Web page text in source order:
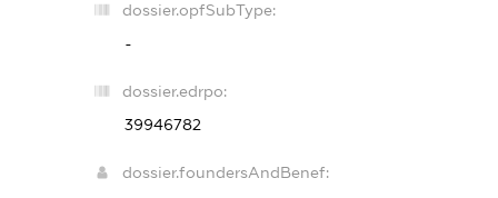
dossier.opfSubType:
-
dossier.edrpo:
39946782
dossier.foundersAndBenef: